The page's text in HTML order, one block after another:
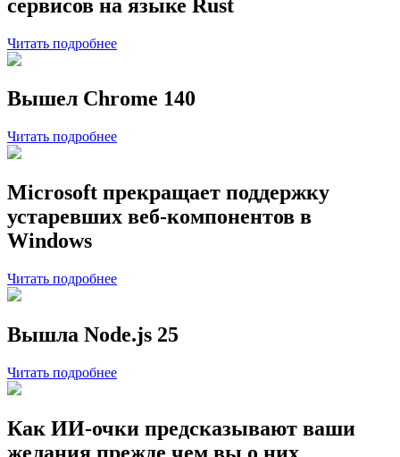
сервисов на языке Rust
Читать подробнее
Вышел Chrome 140
Читать подробнее
Microsoft прекращает поддержку
устаревших веб-компонентов в
Windows
Читать подробнее
Вышла Node.js 25
Читать подробнее
Как ИИ-очки предсказывают ваши